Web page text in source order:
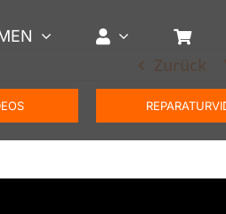
Zurück